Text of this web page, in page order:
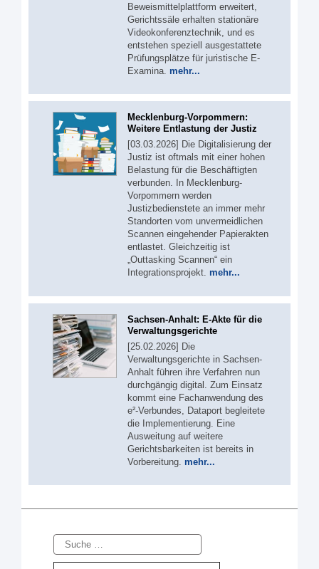
Beweismittelplattform erweitert,
Gerichtssäle erhalten stationäre
Videokonferenztechnik, und es
entstehen speziell ausgestattete
Prüfungsplätze für juristische E-
Examina. mehr...
Mecklenburg-Vorpommern:
Weitere Entlastung der Justiz
[03.03.2026] Die Digitalisierung der
Justiz ist oftmals mit einer hohen
Belastung für die Beschäftigten
verbunden. In Mecklenburg-
Vorpommern werden
Justizbedienstete an immer mehr
Standorten vom unvermeidlichen
Scannen eingehender Papierakten
entlastet. Gleichzeitig ist
„Outtasking Scannen“ ein
Integrationsprojekt. mehr...
Sachsen-Anhalt: E-Akte für die
Verwaltungsgerichte
[25.02.2026] Die
Verwaltungsgerichte in Sachsen-
Anhalt führen ihre Verfahren nun
durchgängig digital. Zum Einsatz
kommt eine Fachanwendung des
e²-Verbundes, Dataport begleitete
die Implementierung. Eine
Ausweitung auf weitere
Gerichtsbarkeiten ist bereits in
Vorbereitung. mehr...
Suche